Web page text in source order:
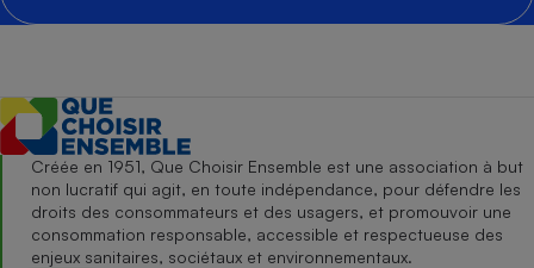
Créée en 1951, Que Choisir Ensemble est une association à but
non lucratif qui agit, en toute indépendance, pour défendre les
droits des consommateurs et des usagers, et promouvoir une
consommation responsable, accessible et respectueuse des
enjeux sanitaires, sociétaux et environnementaux.